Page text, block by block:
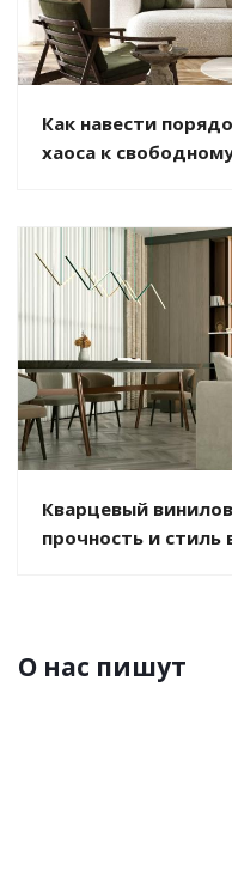
Как навести
хаоса к
Кварцевый
прочность и
О нас пишут